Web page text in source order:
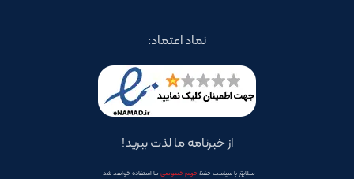
نماد اعتماد:
از خبرنامه ما لذت ببرید!
مطابق با سیاست حفظحریم خصوصی ما استفاده خواهد شد